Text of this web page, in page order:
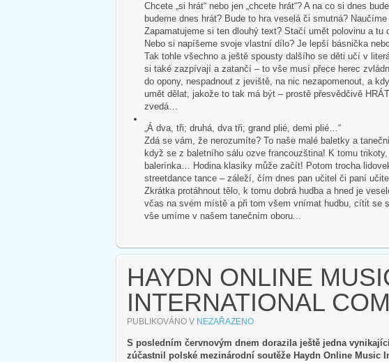
Chcete „si hrát“ nebo jen „chcete hrát“? A na co si dnes
budeme dnes hrát? Bude to hra veselá či smutná?
Zapamatujeme si ten dlouhý text? Stačí umět polovinu a tu
Nebo si napíšeme svoje vlastní dílo? Je lepší básnička
Tak tohle všechno a ještě spousty dalšího se děti učí v
si také zazpívají a zatančí – to vše musí přece herec
do opony, nespadnout z jeviště, na nic nezapomenout, a
umět dělat, jakože to tak má být – prostě přesvědčivě
zvedá…
„Á dva, tři; druhá, dva tři; grand plié, demi plié…“
Zdá se vám, že nerozumíte? To naše malé baletky a
když se z baletního sálu ozve francouzština! K tomu
balerínka… Hodina klasiky může začít! Potom trocha
streetdance tance – záleží, čím dnes pan učitel či paní
Zkrátka protáhnout tělo, k tomu dobrá hudba a hned je
včas na svém místě a při tom všem vnímat hudbu, cítit se
vše umíme v našem tanečním oboru...
HAYDN ONLINE
INTERNATIONAL
PUBLIKOVÁNO V NEZAŘAZENO
S posledním červnovým dnem dorazila ještě jedna
zúčastnil polské mezinárodní soutěže Haydn Online Music